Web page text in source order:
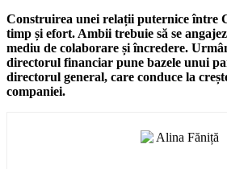
Construirea unei relații puternice între
timp și efort. Ambii trebuie să se
mediu de colaborare și încredere.
directorul financiar pune bazele unui
directorul general, care conduce la
companiei.